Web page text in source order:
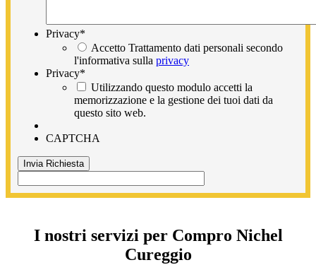
Privacy*
Accetto Trattamento dati personali secondo
l'informativa sulla privacy
Privacy*
Utilizzando questo modulo accetti la
memorizzazione e la gestione dei tuoi dati da
questo sito web.
CAPTCHA
I nostri servizi per Compro Nichel
Cureggio